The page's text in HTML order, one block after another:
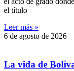
el título
Leer más »
6 de agosto de 2026
‎La vida de